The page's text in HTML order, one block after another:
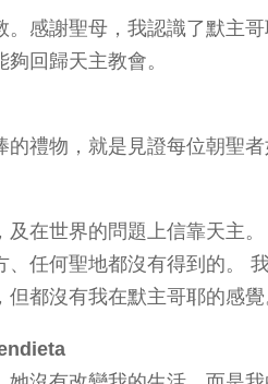
。感謝聖母，我認識了默主
回歸天主教會。
禮物，就是見證每位朝聖者
及在世界的問題上信靠天主
、任何聖地都沒有得到的。
都沒有我在默主哥耶的感覺